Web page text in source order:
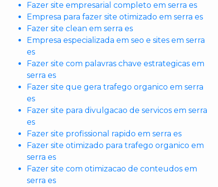
Fazer site empresarial completo em serra es
Empresa para fazer site otimizado em serra es
Fazer site clean em serra es
Empresa especializada em seo e sites em serra
es
Fazer site com palavras chave estrategicas em
serra es
Fazer site que gera trafego organico em serra
es
Fazer site para divulgacao de servicos em serra
es
Fazer site profissional rapido em serra es
Fazer site otimizado para trafego organico em
serra es
Fazer site com otimizacao de conteudos em
serra es